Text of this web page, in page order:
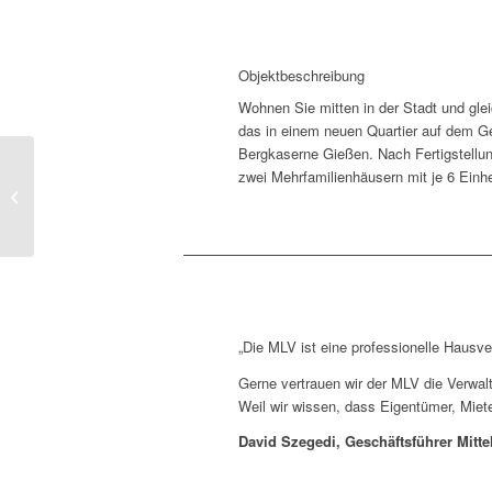
Objektbeschreibung
Wohnen Sie mitten in der Stadt und
das in einem neuen Quartier auf dem
Bergkaserne Gießen. Nach
zwei Mehrfamilienhäusern mit je 6
„Die MLV ist eine professionelle
Gerne vertrauen wir der MLV die
Weil wir wissen, dass Eigentümer,
David Szegedi, Geschäftsführer